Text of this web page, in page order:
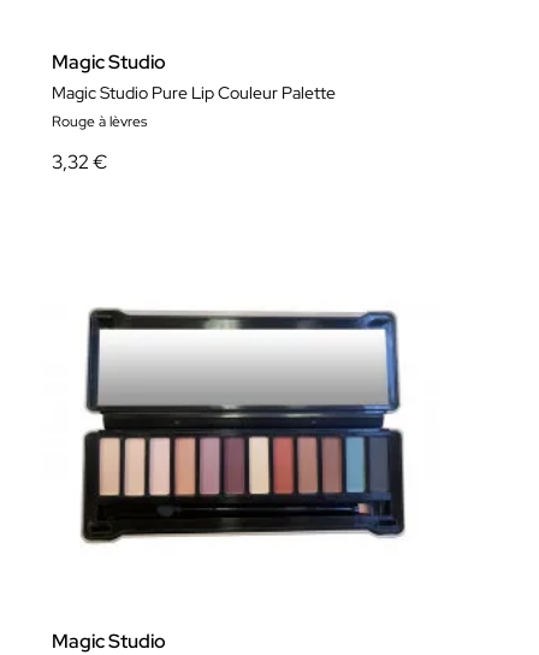
Magic Studio
Magic Studio Pure Lip Couleur Palette
Rouge à lèvres
3,32 €
Magic Studio